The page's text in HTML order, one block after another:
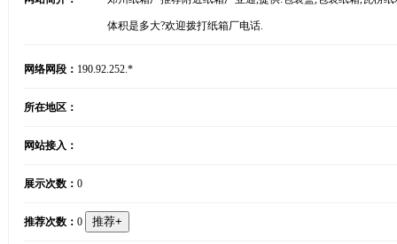
体积是多大?欢迎拨打纸箱厂电话.
网络网段： 190.92.252.*
所在地区：
网站接入：
展示次数： 0
推荐次数： 0